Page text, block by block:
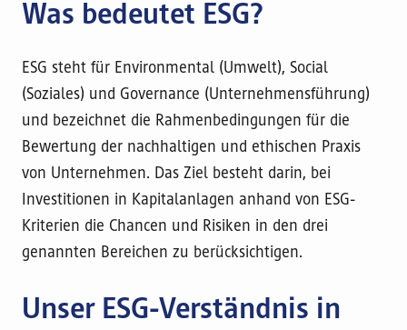
Was bedeutet ESG?
ESG steht für Environmental (Umwelt), Social
(Soziales) und Governance (Unternehmensführung)
und bezeichnet die Rahmenbedingungen für die
Bewertung der nachhaltigen und ethischen Praxis
von Unternehmen. Das Ziel besteht darin, bei
Investitionen in Kapitalanlagen anhand von ESG-
Kriterien die Chancen und Risiken in den drei
genannten Bereichen zu berücksichtigen.
Unser ESG-Verständnis in